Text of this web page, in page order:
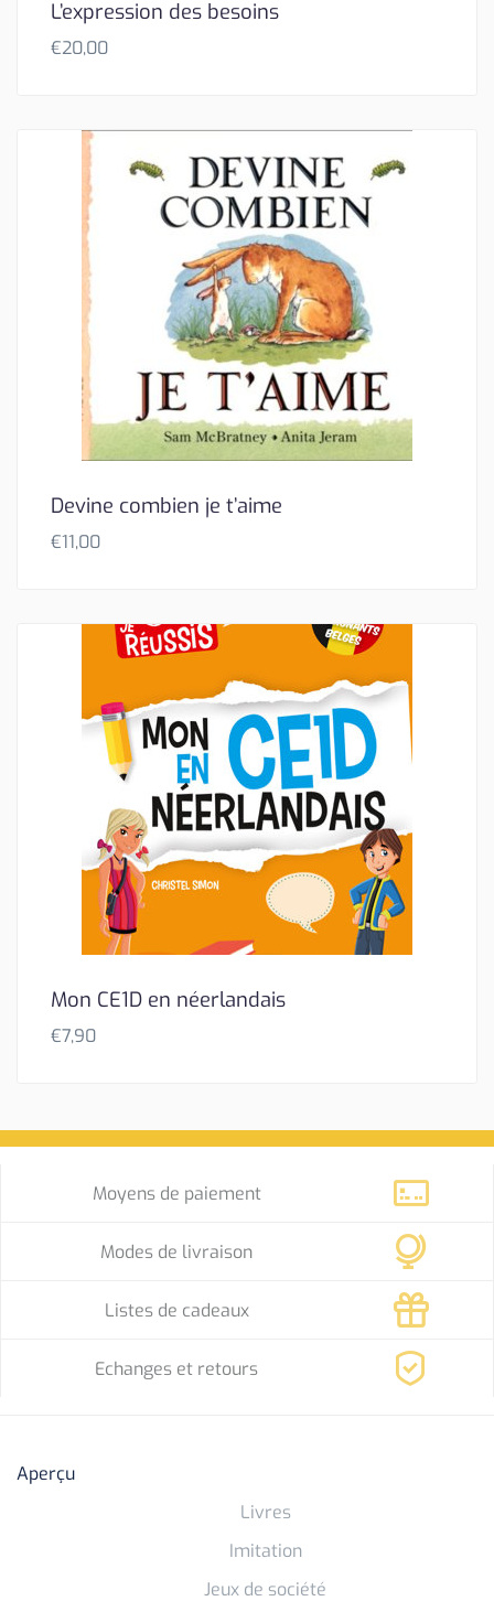
L’expression des besoins
€20,00
Devine combien je t’aime
€11,00
Mon CE1D en néerlandais
€7,90
Moyens de paiement
Modes de livraison
Listes de cadeaux
Echanges et retours
Aperçu
Livres
Imitation
Jeux de société